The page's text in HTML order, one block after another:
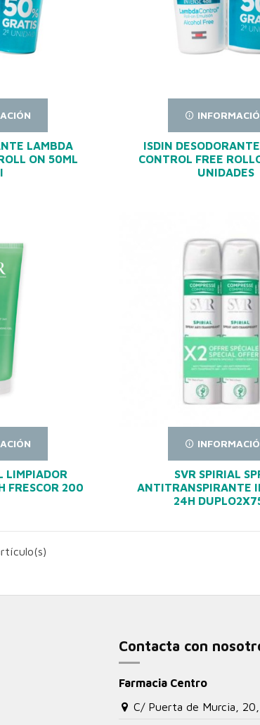
LAMBDA
ON 50ML
ISDIN
CONTROL FREE
UNIDADES
LIMPIADOR
FRESCOR 200
SVR SPIRIAL
ANTITRANSPIRANTE
24H
Contacta con
Farmacia Centro
C/ Puerta de Murcia,